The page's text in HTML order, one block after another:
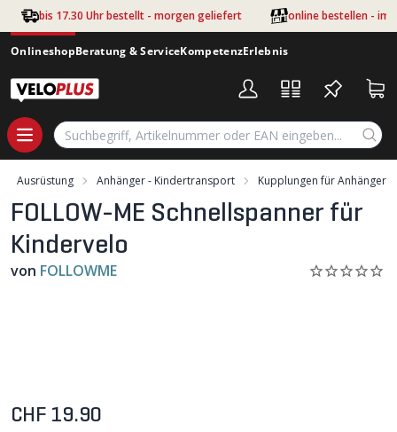
Zum Hauptinhalt springen
bis 17.30 Uhr bestellt - morgen geliefert online bestellen - im
OnlineshopBeratung & ServiceKompetenzErlebnis
Ausrüstung Anhänger - Kindertransport Kupplungen für Anhänger
FOLLOW-ME Schnellspanner für
Kindervelo
von FOLLOWME
CHF 19.90